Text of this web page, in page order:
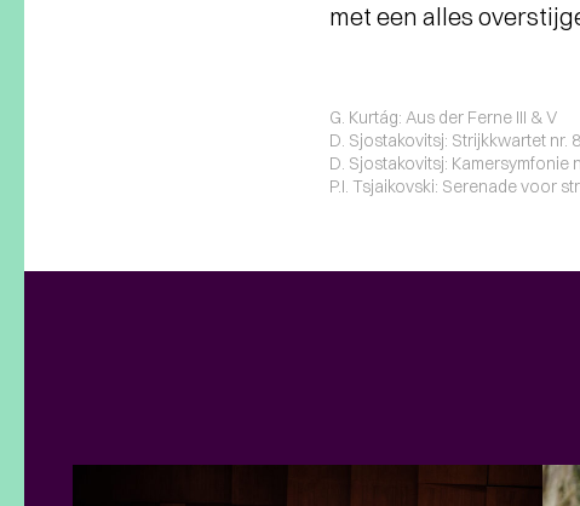
met een alles
G. Kurtág: Aus der Ferne III & V
D. Sjostakovitsj: Strijkkwartet nr. 8
D. Sjostakovitsj: Kamersymfonie
P.I. Tsjaikovski: Serenade voor